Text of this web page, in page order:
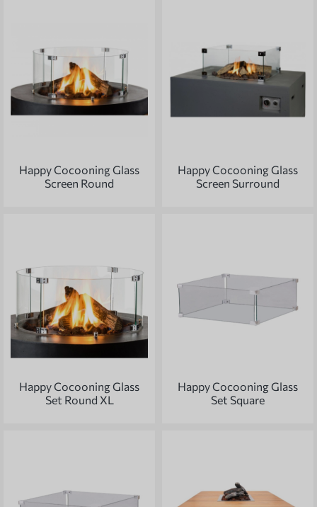
Happy Cocooning Glass
Screen Round
Happy Cocooning Glass
Screen Surround
Happy Cocooning Glass
Set Round XL
Happy Cocooning Glass
Set Square